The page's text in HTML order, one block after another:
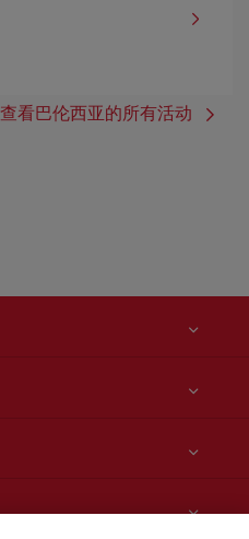
查看巴伦西亚的所有活动